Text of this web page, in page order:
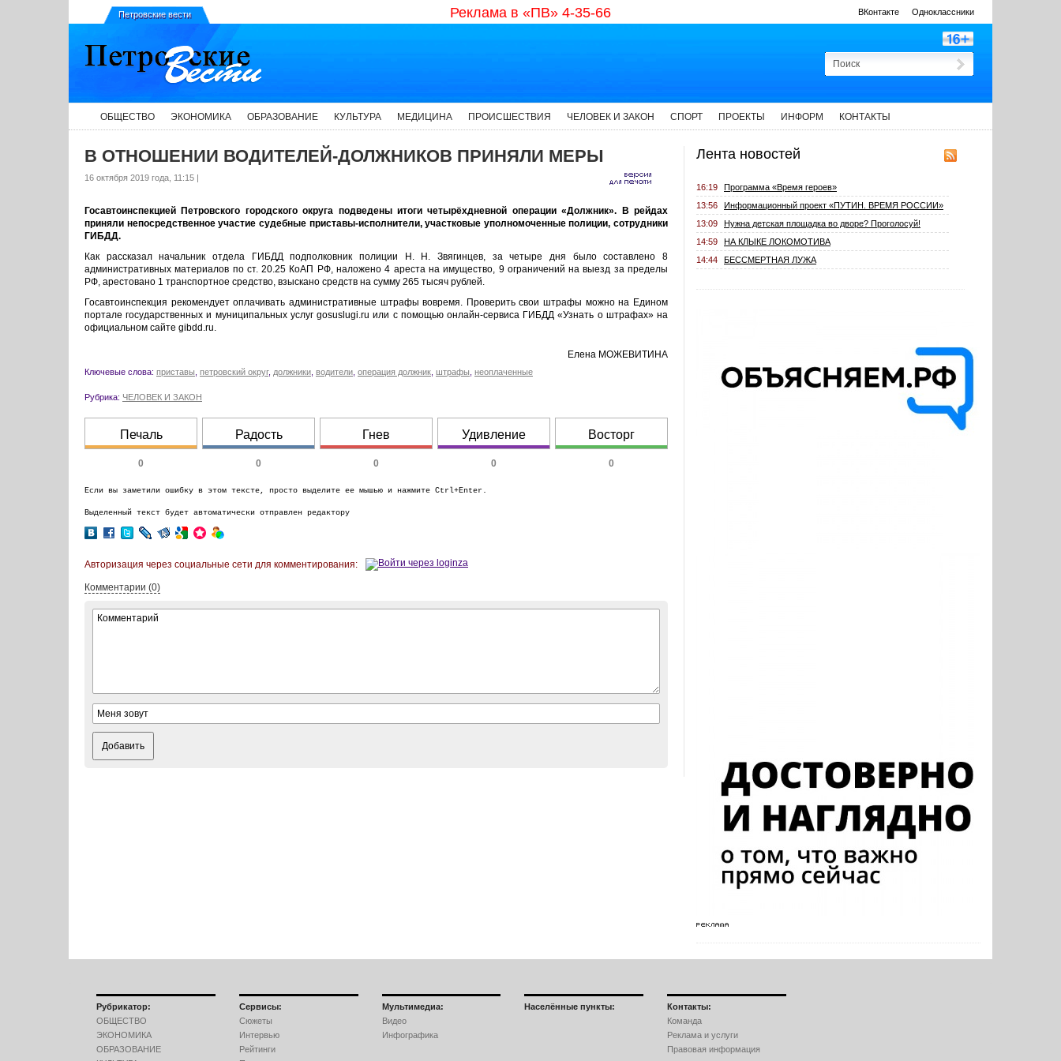
Петровские вести Реклама в «ПВ» 4-35-66 ВКонтакте Одноклассники
ОБЩЕСТВО ЭКОНОМИКА ОБРАЗОВАНИЕ КУЛЬТУРА МЕДИЦИНА ПРОИСШЕСТВИЯ ЧЕЛОВЕК И ЗАКОН СПОРТ ПРОЕКТЫ ИНФОРМ КОНТАКТЫ
В ОТНОШЕНИИ ВОДИТЕЛЕЙ-ДОЛЖНИКОВ ПРИНЯЛИ МЕРЫ
16 октября 2019 года, 11:15 |
Госавтоинспекцией Петровского городского округа подведены итоги четырёхдневной операции «Должник». В рейдах
приняли непосредственное участие судебные приставы-исполнители, участковые уполномоченные полиции, сотрудники
ГИБДД.
Как рассказал начальник отдела ГИБДД подполковник полиции Н. Н. Звягинцев, за четыре дня было составлено 8
административных материалов по ст. 20.25 КоАП РФ, наложено 4 ареста на имущество, 9 ограничений на выезд за пределы
РФ, арестовано 1 транспортное средство, взыскано средств на сумму 265 тысяч рублей.
Госавтоинспекция рекомендует оплачивать административные штрафы вовремя. Проверить свои штрафы можно на Едином
портале государственных и муниципальных услуг gosuslugi.ru или с помощью онлайн-сервиса ГИБДД «Узнать о штрафах» на
официальном сайте gibdd.ru.
Елена МОЖЕВИТИНА
Ключевые слова: приставы петровский округ, должники водители операция должник штрафы неоплаченные
Рубрика: ЧЕЛОВЕК И ЗАКОН
Печаль
0
Радость
0
Гнев
0
Удивление
0
Восторг
0
Если вы заметили ошибку в этом тексте, просто выделите ее мышью и нажмите Ctrl+Enter.
Выделенный текст будет автоматически отправлен редактору
Авторизация через социальные сети для комментирования:
Комментарии (0)
Добавить
Лента новостей
16:19
Программа «Время героев»
13:56
Информационный проект «ПУТИН. ВРЕМЯ РОССИИ»
13:09
Нужна детская площадка во дворе? Проголосуй!
14:59
НА КЛЫКЕ ЛОКОМОТИВА
14:44
БЕССМЕРТНАЯ ЛУЖА
Рубрикатор:
ОБЩЕСТВО
ЭКОНОМИКА
ОБРАЗОВАНИЕ
Сервисы:
Сюжеты
Интервью
Рейтинги
Мультимедиа:
Видео
Инфографика
Населённые пункты:
Контакты:
Команда
Реклама и услуги
Правовая информация